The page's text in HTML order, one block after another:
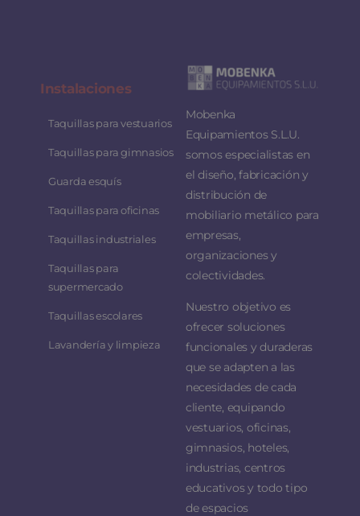
Instalaciones
Taquillas para vestuarios
Taquillas para gimnasios
Guarda esquís
Taquillas para oficinas
Taquillas industriales
Taquillas para
supermercado
Taquillas escolares
Lavandería y limpieza
Mobenka
Equipamientos S.L.U.
somos especialistas en
el diseño, fabricación y
distribución de
mobiliario metálico para
empresas,
organizaciones y
colectividades.
Nuestro objetivo es
ofrecer soluciones
funcionales y duraderas
que se adapten a las
necesidades de cada
cliente, equipando
vestuarios, oficinas,
gimnasios, hoteles,
industrias, centros
educativos y todo tipo
de espacios